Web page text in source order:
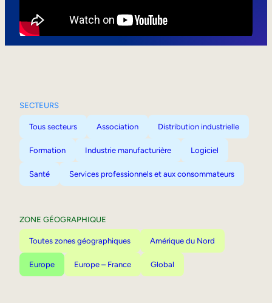
SECTEURS
Tous secteurs Association Distribution industrielle
Formation Industrie manufacturière Logiciel
Santé Services professionnels et aux consommateurs
ZONE GÉOGRAPHIQUE
Toutes zones géographiques Amérique du Nord
Europe Europe – France Global